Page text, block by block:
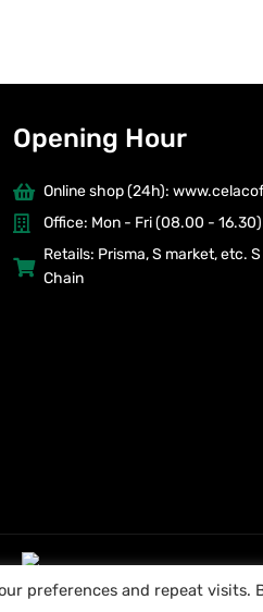
Opening Hour
Online shop (24h):
Office: Mon - Fri (08.00 - 16.30)
Retails: Prisma, S market, etc. S
Chain
preferences and repeat visits.